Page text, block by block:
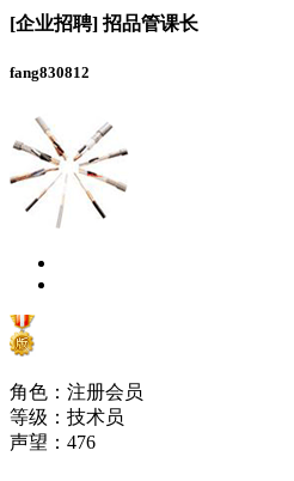
[企业招聘] 招品管课长
fang830812
角色：注册会员
等级：技术员
声望： 476